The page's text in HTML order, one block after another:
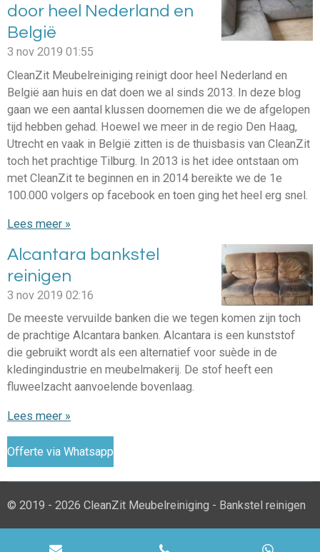
door heel Nederland en
België
3 nov 2019 01:55
CleanZit Meubelreiniging reinigt door heel Nederland en
België aan huis en dat doen we al sinds 2013. In deze blog
gaan we een aantal klussen doornemen die we de afgelopen
tijd hebben gehad. Hoewel we meer in de regio Den Haag,
Utrecht en vaak in België zitten is de thuisbasis van CleanZit
toch het prachtige Tilburg. In 2013 is het idee ontstaan om
met CleanZit te beginnen en in 2014 bereikte we de 1e
100.000 volgers op facebook en toen ging het heel erg snel.
Lees meer »
Alcantara bankstel
reinigen
3 nov 2019 02:16
De meeste vervuilde banken die we tegen komen zijn toch
de prachtige Alcantara banken. Alcantara is een kunststof
die gebruikt wordt als een alternatief voor suède in de
kledingindustrie en meubelmakerij. De stof heeft een
fluweelzacht aanvoelende bovenlaag.
Lees meer »
Offerte via Whatsapp
© 2019 - 2026 CleanZit Meubelreiniging - Bankstel reinigen